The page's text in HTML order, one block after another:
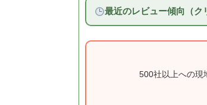
最近のレビュー傾向（ク
500社以上への現